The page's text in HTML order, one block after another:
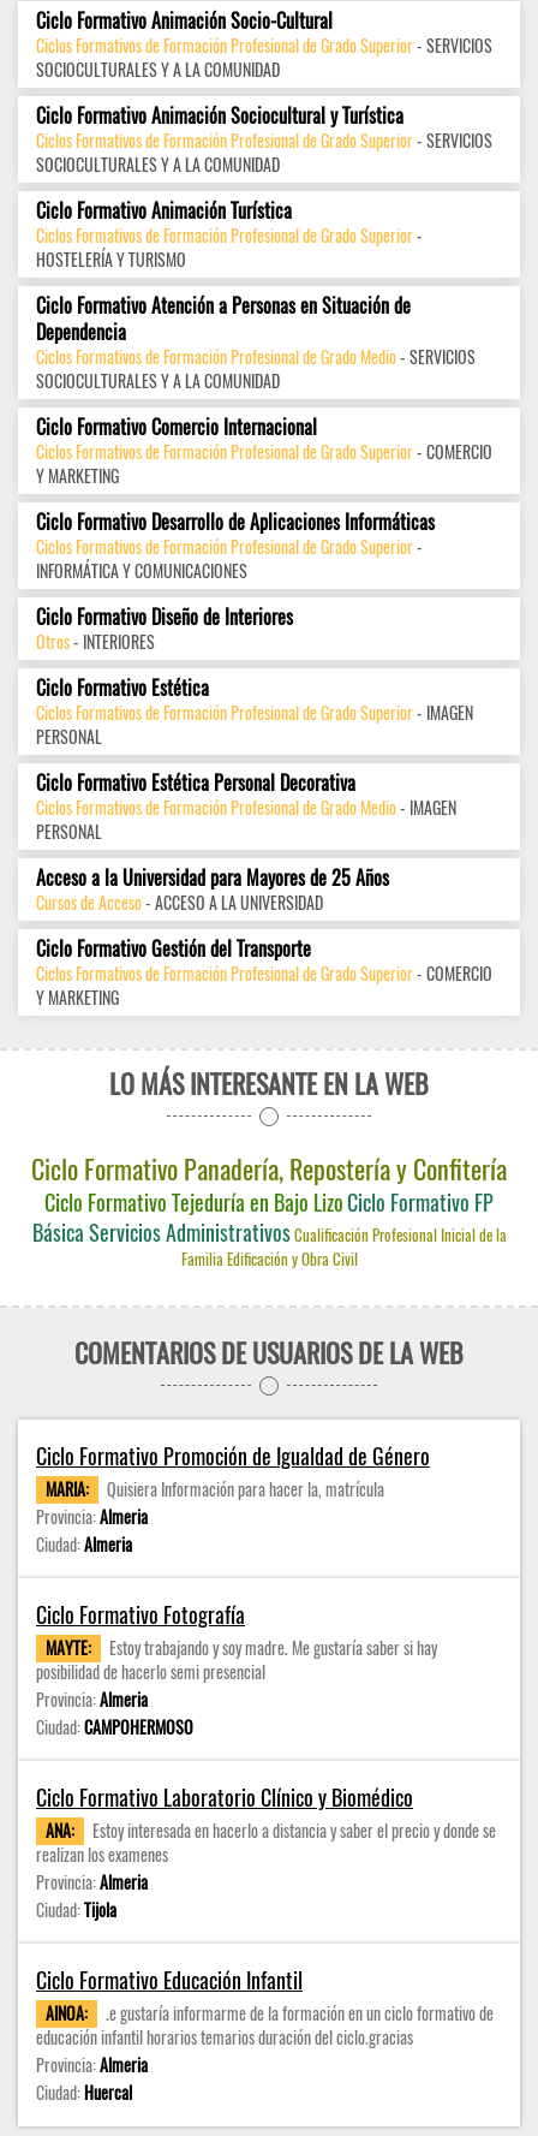
Ciclo Formativo Animación Socio-Cultural
Ciclos Formativos de Formación Profesional de Grado Superior- SERVICIOS
SOCIOCULTURALES Y A LA COMUNIDAD
Ciclo Formativo Animación Sociocultural y Turística
Ciclos Formativos de Formación Profesional de Grado Superior- SERVICIOS
SOCIOCULTURALES Y A LA COMUNIDAD
Ciclo Formativo Animación Turística
Ciclos Formativos de Formación Profesional de Grado Superior-
HOSTELERÍA Y TURISMO
Ciclo Formativo Atención a Personas en Situación de
Dependencia
Ciclos Formativos de Formación Profesional de Grado Medio- SERVICIOS
SOCIOCULTURALES Y A LA COMUNIDAD
Ciclo Formativo Comercio Internacional
Ciclos Formativos de Formación Profesional de Grado Superior- COMERCIO
Y MARKETING
Ciclo Formativo Desarrollo de Aplicaciones Informáticas
Ciclos Formativos de Formación Profesional de Grado Superior-
INFORMÁTICA Y COMUNICACIONES
Ciclo Formativo Diseño de Interiores
Otros- INTERIORES
Ciclo Formativo Estética
Ciclos Formativos de Formación Profesional de Grado Superior- IMAGEN
PERSONAL
Ciclo Formativo Estética Personal Decorativa
Ciclos Formativos de Formación Profesional de Grado Medio- IMAGEN
PERSONAL
Acceso a la Universidad para Mayores de 25 Años
Cursos de Acceso- ACCESO A LA UNIVERSIDAD
Ciclo Formativo Gestión del Transporte
Ciclos Formativos de Formación Profesional de Grado Superior- COMERCIO
Y MARKETING
LO MÁS INTERESANTE EN LA WEB
Ciclo Formativo Panadería, Repostería y Confitería
Ciclo Formativo Tejeduría en Bajo LizoCiclo Formativo FP
Básica Servicios AdministrativosCualificación Profesional Inicial de la
Familia Edificación y Obra Civil
COMENTARIOS DE USUARIOS DE LA WEB
Ciclo Formativo Promoción de Igualdad de Género
MARIA:
Quisiera Información para hacer la, matrícula
Provincia:Almeria
Ciudad:Almeria
Ciclo Formativo Fotografía
MAYTE:
Estoy trabajando y soy madre. Me gustaría saber si hay
posibilidad de hacerlo semi presencial
Provincia:Almeria
Ciudad:CAMPOHERMOSO
Ciclo Formativo Laboratorio Clínico y Biomédico
ANA:
Estoy interesada en hacerlo a distancia y saber el precio y donde se
realizan los examenes
Provincia:Almeria
Ciudad:Tijola
Ciclo Formativo Educación Infantil
AINOA:
.e gustaría informarme de la formación en un ciclo formativo de
educación infantil horarios temarios duración del ciclo.gracias
Provincia:Almeria
Ciudad:Huercal